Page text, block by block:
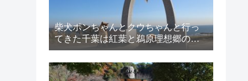
柴犬ポンちゃんとクウちゃんと行っ
てきた千葉は紅葉と鵜原理想郷の紹
介！